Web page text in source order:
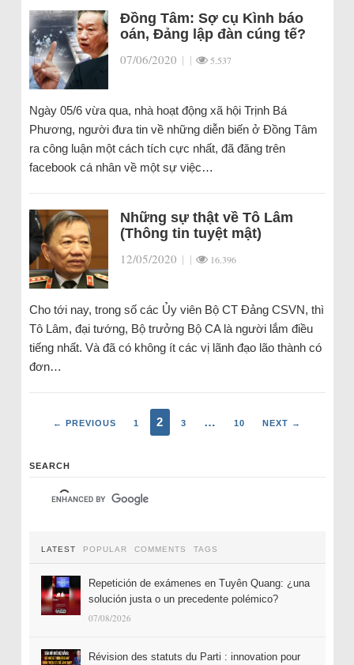
Đồng Tâm: Sợ cụ Kình báo
oán, Đảng lập đàn cúng tế?
07/06/2020 | | 5.537
Ngày 05/6 vừa qua, nhà hoạt động xã hội Trịnh Bá
Phương, người đưa tin về những diễn biến ở Đồng Tâm
ra công luận một cách tích cực nhất, đã đăng trên
facebook cá nhân về một sự việc…
Những sự thật về Tô Lâm
(Thông tin tuyệt mật)
12/05/2020 | | 16.396
Cho tới nay, trong số các Ủy viên Bộ CT Đảng CSVN, thì
Tô Lâm, đại tướng, Bộ trưởng Bộ CA là người lắm điều
tiếng nhất. Và đã có không ít các vị lãnh đạo lão thành có
đơn…
← PREVIOUS 1 2 3 … 10 NEXT →
SEARCH
LATEST POPULAR COMMENTS TAGS
Repetición de exámenes en Tuyên Quang: ¿una
solución justa o un precedente polémico?
07/08/2026
Révision des statuts du Parti : innovation pour